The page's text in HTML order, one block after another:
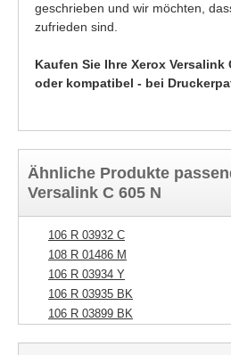
geschrieben und wir möchten,
zufrieden sind.
Kaufen Sie Ihre Xerox Versalink
oder kompatibel - bei
Ähnliche Produkte
Versalink C 605 N
106 R 03932 C
108 R 01486 M
106 R 03934 Y
106 R 03935 BK
106 R 03899 BK